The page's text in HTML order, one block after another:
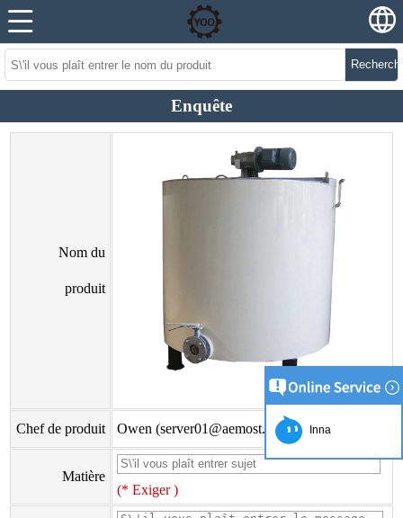
Enquête
Nom du
produit
Chef de produit Owen (server01@aemost.com)
Matière
(* Exiger )
Inna